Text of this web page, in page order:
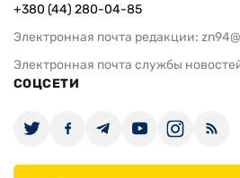
+380 (44) 280-04-85
Электронная почта редакции:
Электронная почта службы
СОЦСЕТИ